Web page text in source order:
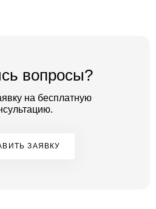
вопросы?
на бесплатную
ЗАЯВКУ